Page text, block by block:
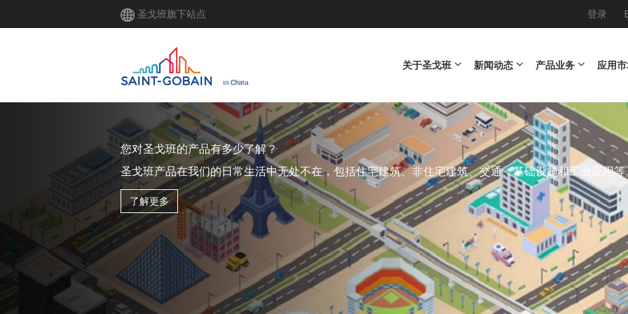
圣戈班旗下站点 登录
关于圣戈班 新闻动态 产品业务 应用
Net Zero Carbon
圣戈班集团承诺
2050年实现
净零碳排放
这也是圣戈班使命的
具体体现